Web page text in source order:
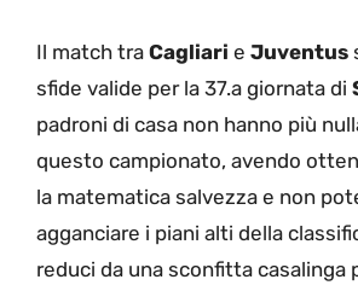
Il match tra Cagliari e Juventus
sfide valide per la 37.a giornata di
padroni di casa non hanno più
questo campionato, avendo
la matematica salvezza e non
agganciare i piani alti della
reduci da una sconfitta casalinga